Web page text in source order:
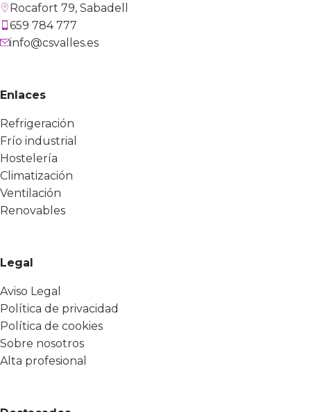
Rocafort 79, Sabadell
659 784 777
info@csvalles.es
Enlaces
Refrigeración
Frío industrial
Hostelería
Climatización
Ventilación
Renovables
Legal
Aviso Legal
Política de privacidad
Política de cookies
Sobre nosotros
Alta profesional